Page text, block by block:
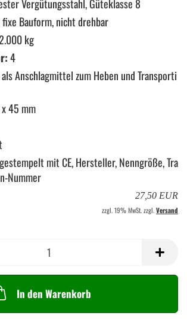
Vergütungsstahl, Güteklasse 8
fixe Bauform, nicht drehbar
kg
4
als Anschlagmittel zum Heben und Transporti
45 mm
gestempelt mit CE, Hersteller, Nenngröße, Tra
Nummer
27,50 EUR
zzgl. 19% MwSt. zzgl.Versand
In den Warenkorb